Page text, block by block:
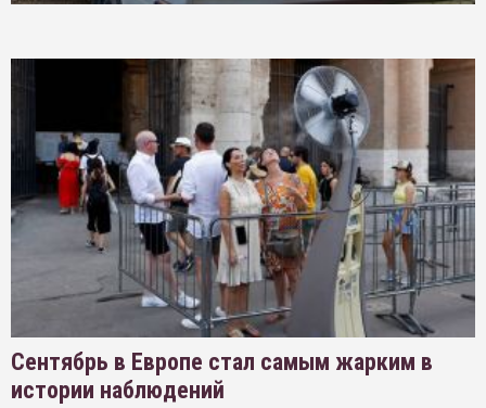
Сентябрь в Европе стал самым жарким в
истории наблюдений